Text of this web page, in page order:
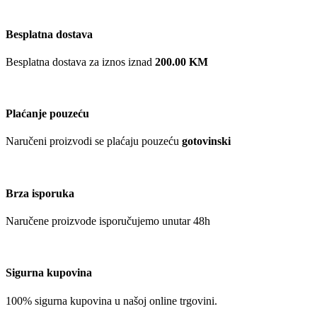
Besplatna dostava
Besplatna dostava za iznos iznad 200.00 KM
Plaćanje pouzeću
Naručeni proizvodi se plaćaju pouzeću gotovinski
Brza isporuka
Naručene proizvode isporučujemo unutar 48h
Sigurna kupovina
100% sigurna kupovina u našoj online trgovini.